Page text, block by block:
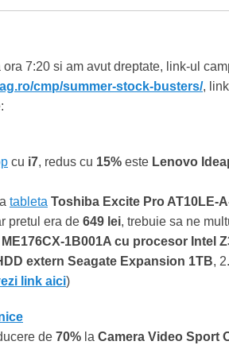
7:20 si am avut dreptate, link-ul
cmp/summer-stock-busters/,
cu i7, redus cu 15% este Lenovo
tableta Toshiba Excite Pro AT10LE-
pretul era de 649 lei, trebuie sa ne
1B001A cu procesor Intel
extern Seagate Expansion 1TB,
link aici)
de 70% la Camera Video Sport